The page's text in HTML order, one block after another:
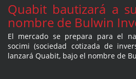
Quabit bautizará a
nombre de Bulwin
El mercado se prepara para el
socimi (sociedad cotizada de
lanzará Quabit, bajo el nombre de